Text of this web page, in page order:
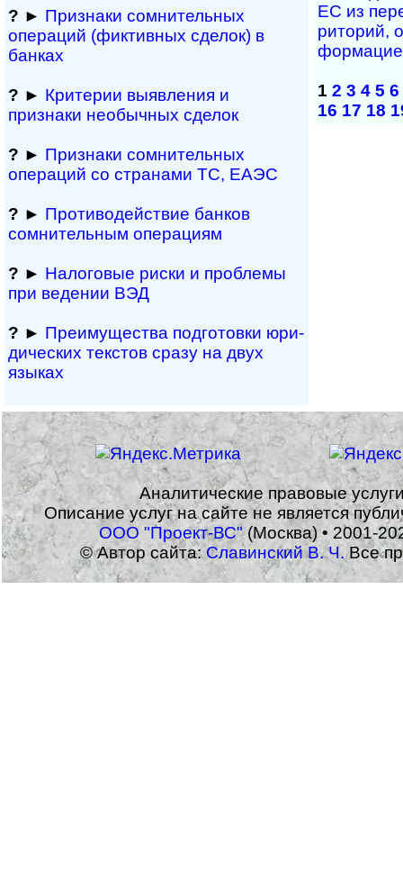
? ► Признаки сомнитель­ных
операций (фиктивных сделок) в
банках
? ► Критерии выявления и
признаки необычных сделок
? ► Признаки сомнитель­ных
операций со странами ТС, ЕАЭС
? ► Противодействие банков
сомнительным операциям
? ► Налоговые риски и проблемы
при ведении ВЭД
? ► Преимущества под­гото­вки юри­
ди­чес­ких тек­с­тов сразу на двух
языках
ЕС из
ри­то­рий,
1 2 3 4 5 6
16 17 18
Аналитические правовые
Описание услуг на сайте не является
ООО "Проект-ВС"(Москва) • 2001-
© Автор сайта:Славинский В. Ч.Все